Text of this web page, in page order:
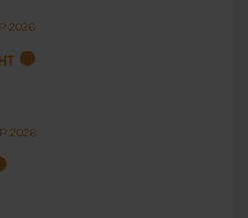
2026
2026